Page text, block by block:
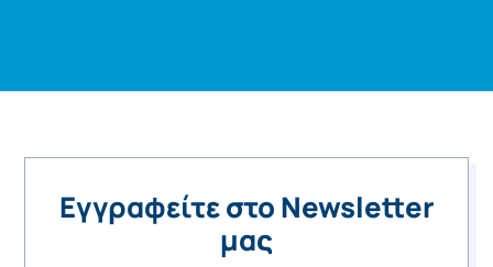
Εγγραφείτε στο Newsletter
μας